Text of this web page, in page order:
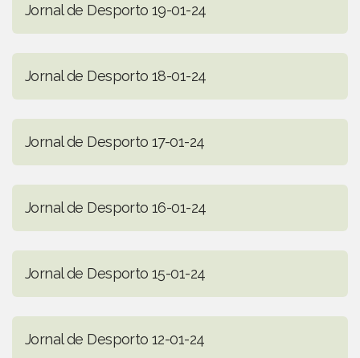
Jornal de Desporto 19-01-24
Jornal de Desporto 18-01-24
Jornal de Desporto 17-01-24
Jornal de Desporto 16-01-24
Jornal de Desporto 15-01-24
Jornal de Desporto 12-01-24